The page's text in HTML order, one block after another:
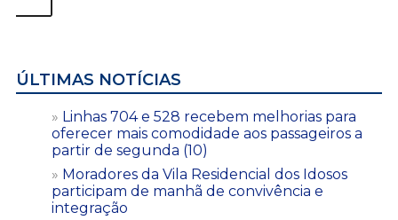
ÚLTIMAS NOTÍCIAS
Linhas 704 e 528 recebem melhorias para
oferecer mais comodidade aos passageiros a
partir de segunda (10)
Moradores da Vila Residencial dos Idosos
participam de manhã de convivência e
integração